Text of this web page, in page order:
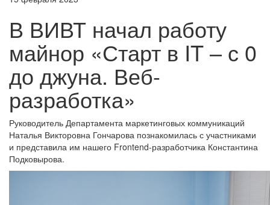
В ВИВТ начал работу
майнор «Старт в IT – с 0
до джуна. Веб-
разработка»
Руководитель Департамента маркетинговых коммуникаций
Наталья Викторовна Гончарова познакомилась с участниками
и представила им нашего Frontend-разработчика Константина
Подковырова.